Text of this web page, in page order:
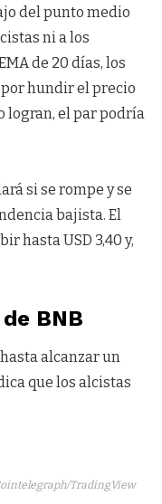
del punto medio
ni a los
de 20 días, los
hundir el precio
logran, el par podría
si se rompe y se
bajista. El
hasta USD 3,40 y,
BNB
alcanzar un
que los alcistas
TradingView